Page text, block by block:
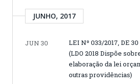
JUNHO, 2017
JUN 30
LEI Nº 033/2017, DE
(LDO 2018 Dispõe
elaboração da lei
outras providências)